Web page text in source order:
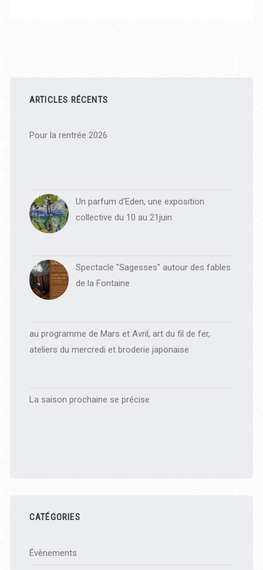
latérale
principale
ARTICLES RÉCENTS
Pour la rentrée 2026
Un parfum d'Eden, une exposition
collective du 10 au 21juin
Spectacle "Sagesses" autour des fables
de la Fontaine
au programme de Mars et Avril, art du fil de fer,
ateliers du mercredi et broderie japonaise
La saison prochaine se précise
CATÉGORIES
Évènements